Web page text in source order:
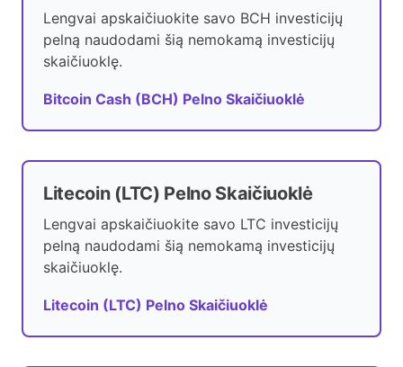
Lengvai apskaičiuokite savo BCH investicijų
pelną naudodami šią nemokamą investicijų
skaičiuoklę.
Bitcoin Cash (BCH) Pelno Skaičiuoklė
Litecoin (LTC) Pelno Skaičiuoklė
Lengvai apskaičiuokite savo LTC investicijų
pelną naudodami šią nemokamą investicijų
skaičiuoklę.
Litecoin (LTC) Pelno Skaičiuoklė